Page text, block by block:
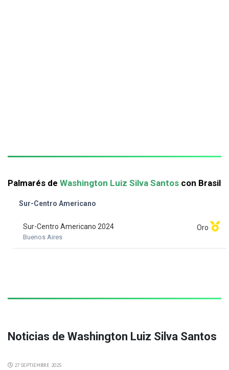
Palmarés de Washington Luiz Silva Santos con Brasil
Sur-Centro Americano
Sur-Centro Americano 2024
Buenos Aires
Oro
Noticias de Washington Luiz Silva Santos
27 SEPTIEMBRE 2025